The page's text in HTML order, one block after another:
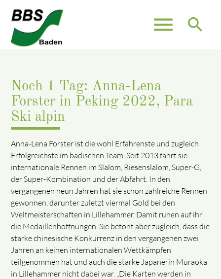
menu search
Noch 1 Tag: Anna-Lena
Forster in Peking 2022, Para
Ski alpin
Anna-Lena Forster ist die wohl Erfahrenste und zugleich
Erfolgreichste im badischen Team. Seit 2013 fährt sie
internationale Rennen im Slalom, Riesenslalom, Super-G,
der Super-Kombination und der Abfahrt. In den
vergangenen neun Jahren hat sie schon zahlreiche Rennen
gewonnen, darunter zuletzt viermal Gold bei den
Weltmeisterschaften in Lillehammer. Damit ruhen auf ihr
die Medaillenhoffnungen. Sie betont aber zugleich, dass die
starke chinesische Konkurrenz in den vergangenen zwei
Jahren an keinen internationalen Wettkämpfen
teilgenommen hat und auch die starke Japanerin Muraoka
in Lillehammer nicht dabei war. „Die Karten werden in